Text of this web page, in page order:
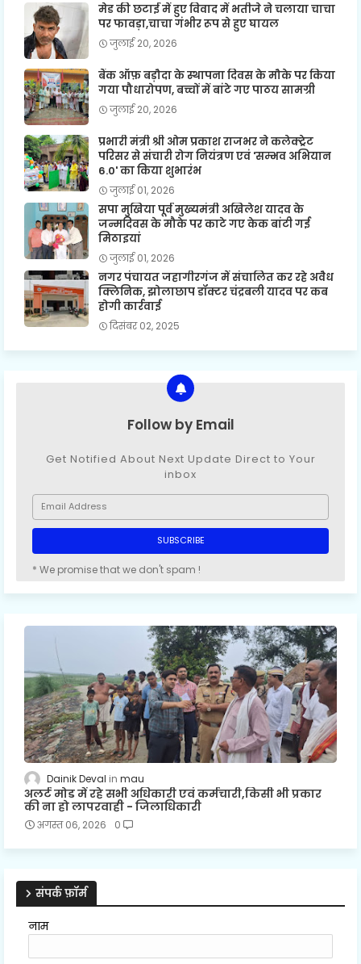
मेड की छटाई में हुए विवाद में भतीजे ने चलाया चाचा
पर फावड़ा,चाचा गंभीर रूप से हुए घायल
जुलाई 20, 2026
बैंक ऑफ़ बड़ौदा के स्थापना दिवस के मौके पर किया
गया पौधारोपण, बच्चों में बांटे गए पाठय सामग्री
जुलाई 20, 2026
प्रभारी मंत्री श्री ओम प्रकाश राजभर ने कलेक्ट्रेट
परिसर से संचारी रोग नियंत्रण एवं 'सम्भव अभियान
6.0' का किया शुभारंभ
जुलाई 01, 2026
सपा मुखिया पूर्व मुख्यमंत्री अखिलेश यादव के
जन्मदिवस के मौके पर काटे गए केक बांटी गई
मिठाइयां
जुलाई 01, 2026
नगर पंचायत जहागीरगंज में संचालित कर रहे अवैध
क्लिनिक, झोलाछाप डॉक्टर चंद्रबली यादव पर कब
होगी कार्रवाई
दिसंबर 02, 2025
Follow by Email
Get Notified About Next Update Direct to Your
inbox
* We promise that we don't spam !
Dainik Deval mau
अलर्ट मोड में रहे सभी अधिकारी एवं कर्मचारी,किसी भी प्रकार
की ना हो लापरवाही - जिलाधिकारी
अगस्त 06, 2026 0
संपर्क फ़ॉर्म
नाम